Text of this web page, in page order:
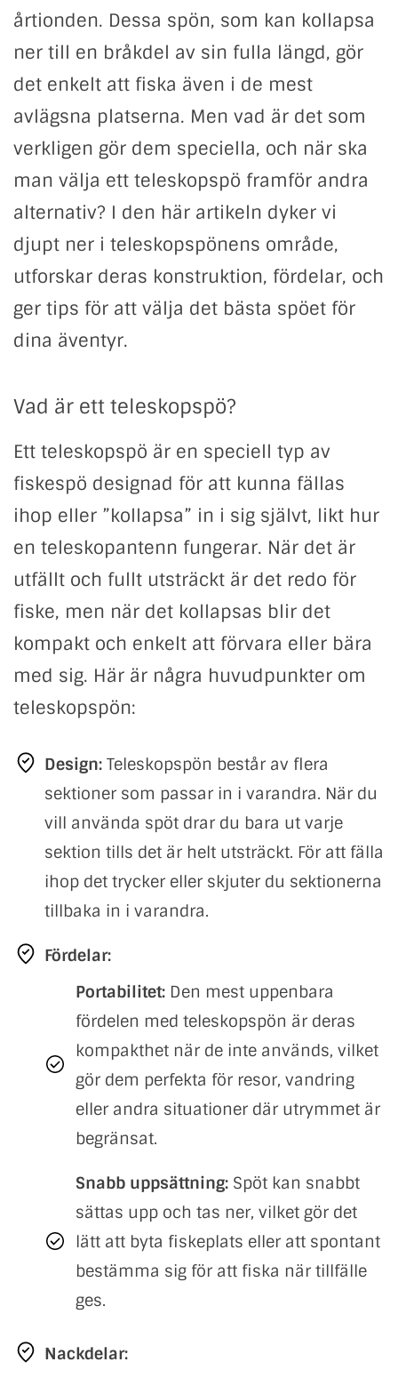
årtionden. Dessa spön, som kan kollapsa
ner till en bråkdel av sin fulla längd, gör
det enkelt att fiska även i de mest
avlägsna platserna. Men vad är det som
verkligen gör dem speciella, och när ska
man välja ett teleskopspö framför andra
alternativ? I den här artikeln dyker vi
djupt ner i teleskopspönens område,
utforskar deras konstruktion, fördelar, och
ger tips för att välja det bästa spöet för
dina äventyr.
Vad är ett teleskopspö?
Ett teleskopspö är en speciell typ av
fiskespö designad för att kunna fällas
ihop eller ”kollapsa” in i sig självt, likt hur
en teleskopantenn fungerar. När det är
utfällt och fullt utsträckt är det redo för
fiske, men när det kollapsas blir det
kompakt och enkelt att förvara eller bära
med sig. Här är några huvudpunkter om
teleskopspön:
Design: Teleskopspön består av flera
sektioner som passar in i varandra. När du
vill använda spöt drar du bara ut varje
sektion tills det är helt utsträckt. För att fälla
ihop det trycker eller skjuter du sektionerna
tillbaka in i varandra.
Fördelar:
Portabilitet: Den mest uppenbara
fördelen med teleskopspön är deras
kompakthet när de inte används, vilket
gör dem perfekta för resor, vandring
eller andra situationer där utrymmet är
begränsat.
Snabb uppsättning: Spöt kan snabbt
sättas upp och tas ner, vilket gör det
lätt att byta fiskeplats eller att spontant
bestämma sig för att fiska när tillfälle
ges.
Nackdelar: